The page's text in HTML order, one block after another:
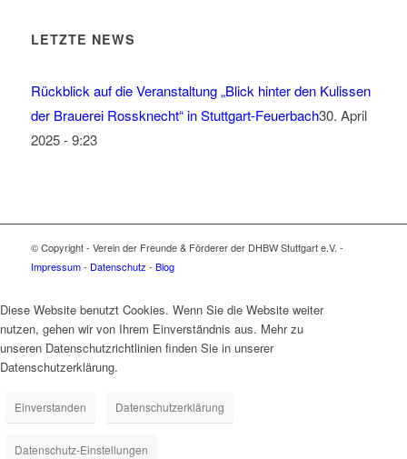
LETZTE NEWS
Rückblick auf die Veranstaltung „Blick hinter den Kulissen
der Brauerei Rossknecht“ in Stuttgart-Feuerbach30. April
2025 - 9:23
© Copyright - Verein der Freunde & Förderer der DHBW Stuttgart e.V. -
Impressum- Datenschutz - Blog
Diese Website benutzt Cookies. Wenn Sie die Website weiter
nutzen, gehen wir von Ihrem Einverständnis aus. Mehr zu
unseren Datenschutzrichtlinien finden Sie in unserer
Datenschutzerklärung.
Einverstanden Datenschutzerklärung
Datenschutz-Einstellungen